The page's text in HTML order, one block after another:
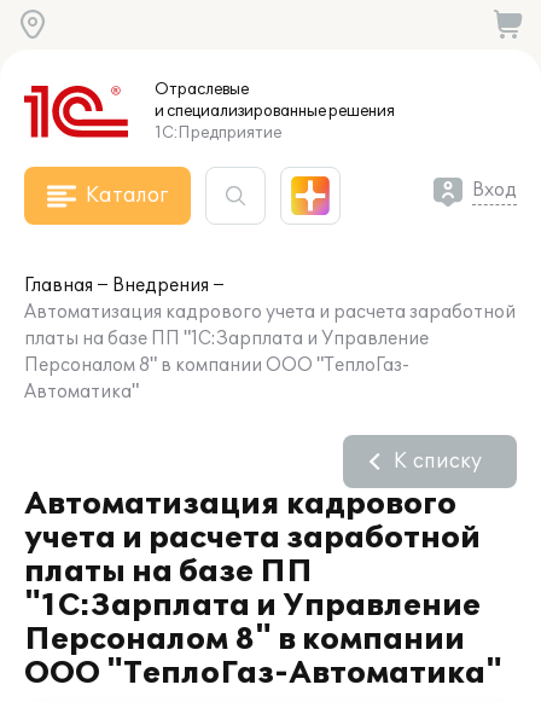
Отраслевые
и специализированныерешения
1С:Предприятие
Каталог Вход
Главная
Внедрения
Автоматизация кадрового учета и расчета заработной
платы на базе ПП "1С:Зарплата и Управление
Персоналом 8" в компании ООО "ТеплоГаз-
Автоматика"
Автоматизация кадрового
учета и расчета заработной
платы на базе ПП
"1С:Зарплата и Управление
Персоналом 8" в компании
ООО "ТеплоГаз-Автоматика"
К списку